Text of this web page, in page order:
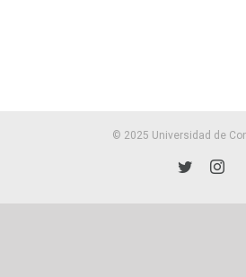
© 2025 Universidad de
Twitter